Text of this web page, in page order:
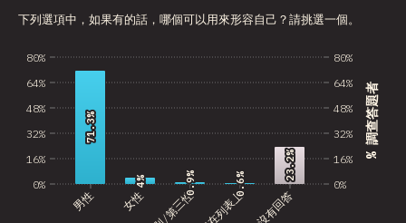
下列選項中，如果有的話，哪個可以用來形容自己？請挑選一個。
0%
16%
32%
48%
64%
80%
% 調查答題者
男性 女性 不在列表上 沒有回答
0%
16%
32%
48%
64%
80%
71.3%
71.3%
4%
4% 0.9%
0.9% 0.6%
0.6%
23.2%
23.2%